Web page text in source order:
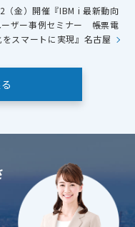
（金）開催『IBM i 最新動向
ーザー事例セミナー 帳票電
をスマートに実現』名古屋